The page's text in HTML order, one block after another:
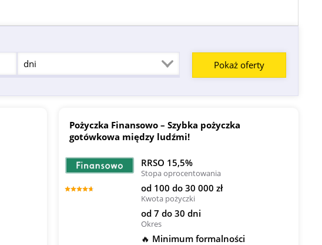
dni
Pożyczka Finansowo – Szybka pożyczka
gotówkowa między ludźmi!
RRSO 15,5%
Stopa oprocentowania
od 100 do 30 000 zł
Kwota pożyczki
od 7 do 30 dni
Okres
🔥 Minimum formalności